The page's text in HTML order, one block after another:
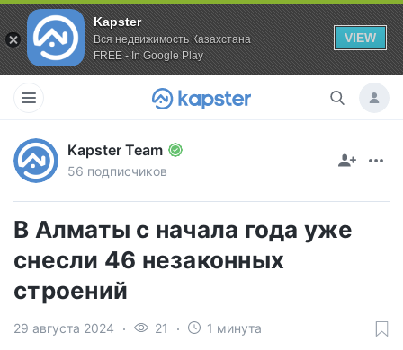
Kapster
Вся недвижимость Казахстана
FREE - In Google Play
VIEW
Kapster Team
56 подписчиков
В Алматы с начала года уже
снесли 46 незаконных
строений
29 августа 2024 21 1 минута